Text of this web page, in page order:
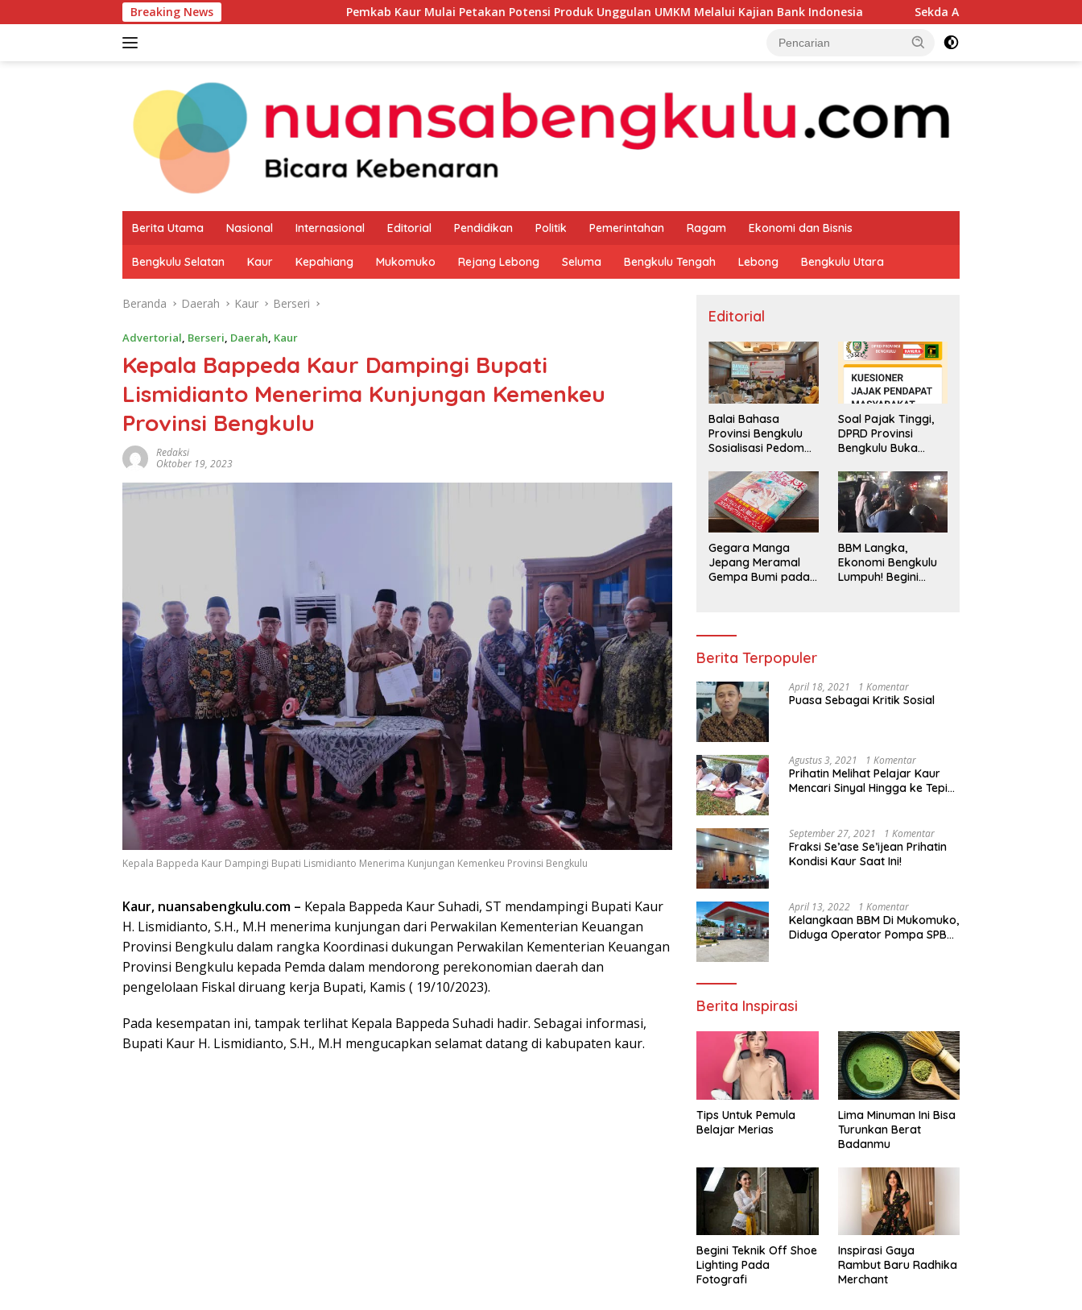
ke
Breaking News Pemkab Kaur Mulai Petakan Potensi Produk Unggulan UMKM Melalui Kajian Bank Indonesia Sekda Apresiasi Inspektorat Provinsi
Berita Utama Nasional Internasional Editorial Pendidikan Politik Pemerintahan Ragam Ekonomi dan Bisnis
Bengkulu Selatan Kaur Kepahiang Mukomuko Rejang Lebong Seluma Bengkulu Tengah Lebong Bengkulu Utara
Beranda Daerah Kaur Berseri
Advertorial, Berseri, Daerah, Kaur
Kepala Bappeda Kaur Dampingi Bupati
Lismidianto Menerima Kunjungan Kemenkeu
Provinsi Bengkulu
Redaksi
Oktober 19, 2023
Kepala Bappeda Kaur Dampingi Bupati Lismidianto Menerima Kunjungan Kemenkeu Provinsi Bengkulu
Kaur, nuansabengkulu.com – Kepala Bappeda Kaur Suhadi, ST mendampingi Bupati Kaur
H. Lismidianto, S.H., M.H menerima kunjungan dari Perwakilan Kementerian Keuangan
Provinsi Bengkulu dalam rangka Koordinasi dukungan Perwakilan Kementerian Keuangan
Provinsi Bengkulu kepada Pemda dalam mendorong perekonomian daerah dan
pengelolaan Fiskal diruang kerja Bupati, Kamis ( 19/10/2023).
Pada kesempatan ini, tampak terlihat Kepala Bappeda Suhadi hadir. Sebagai informasi,
Bupati Kaur H. Lismidianto, S.H., M.H mengucapkan selamat datang di kabupaten kaur.
Editorial
Balai Bahasa
Provinsi Bengkulu
Sosialisasi Pedoman
Penggunaan
Bahasa Indonesia
Soal Pajak Tinggi,
DPRD Provinsi
Bengkulu Buka
Pengaduan
Masyarakat
Gegara Manga
Jepang Meramal
Gempa Bumi pada
BBM Langka,
Ekonomi Bengkulu
Lumpuh! Begini
Berita Terpopuler
April 18, 2021 1 Komentar
Puasa Sebagai Kritik Sosial
Agustus 3, 2021 1 Komentar
Prihatin Melihat Pelajar Kaur
Mencari Sinyal Hingga ke Tepi
Segera Bertindak
September 27, 2021 1 Komentar
Fraksi Se’ase Se’ijean Prihatin
Kondisi Kaur Saat Ini!
April 13, 2022 1 Komentar
Kelangkaan BBM Di Mukomuko,
Diduga Operator Pompa SPBU
Berita Inspirasi
Tips Untuk Pemula
Belajar Merias
Lima Minuman Ini Bisa
Turunkan Berat
Badanmu
Begini Teknik Off Shoe
Lighting Pada
Fotografi
Inspirasi Gaya
Rambut Baru Radhika
Merchant